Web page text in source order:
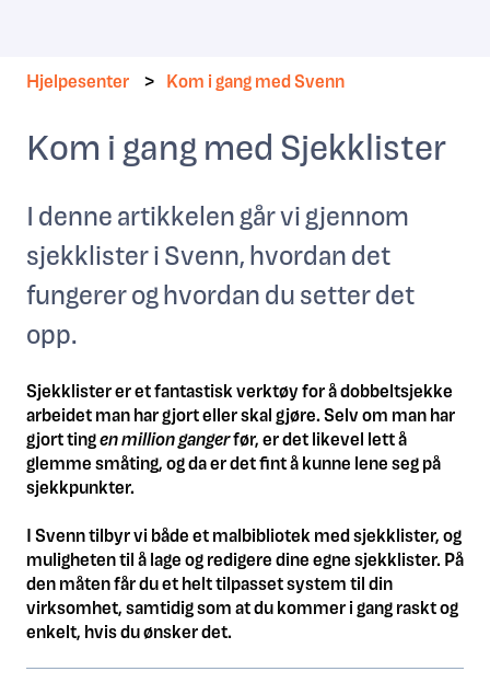
Hjelpesenter Kom i gang med Svenn
Kom i gang med Sjekklister
I denne artikkelen går vi gjennom
sjekklister i Svenn, hvordan det
fungerer og hvordan du setter det
opp.
Sjekklister er et fantastisk verktøy for å dobbeltsjekke
arbeidet man har gjort eller skal gjøre. Selv om man har
gjort tingen million gangerfør, er det likevel lett å
glemme småting, og da er det fint å kunne lene seg på
sjekkpunkter.
I Svenn tilbyr vi både et malbibliotek med sjekklister, og
muligheten til å lage og redigere dine egne sjekklister. På
den måten får du et helt tilpasset system til din
virksomhet, samtidig som at du kommer i gang raskt og
enkelt, hvis du ønsker det.